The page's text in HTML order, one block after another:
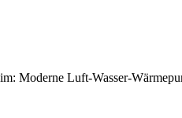
Moderne Luft-Wasser-